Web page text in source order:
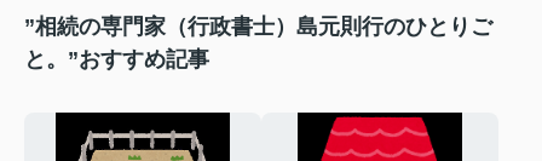
”相続の専門家（行政書士）島元則行のひとりご
と。”おすすめ記事